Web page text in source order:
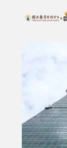
上方功能區
搜尋關鍵字：